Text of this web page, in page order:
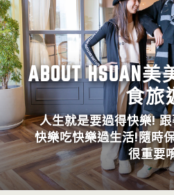
ABOUT HSUAN
食旅
人生就是要過得快樂!
快樂吃快樂過生活!隨時
很重要